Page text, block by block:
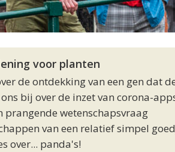
voor planten
de ontdekking van een gen dat
bij over de inzet van corona-
prangende wetenschapsvraag
van een relatief simpel
over... panda's!